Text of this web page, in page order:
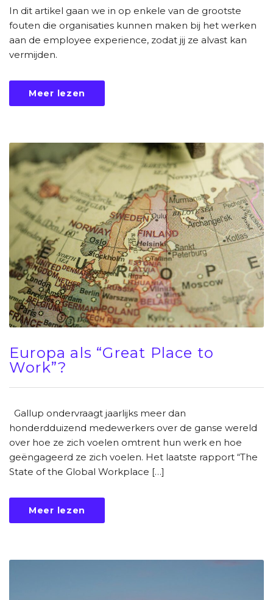
In dit artikel gaan we in op enkele van de grootste
fouten die organisaties kunnen maken bij het werken
aan de employee experience, zodat jij ze alvast kan
vermijden.
Meer lezen
Europa als “Great Place to
Work”?
Gallup ondervraagt jaarlijks meer dan
honderdduizend medewerkers over de ganse wereld
over hoe ze zich voelen omtrent hun werk en hoe
geëngageerd ze zich voelen. Het laatste rapport “The
State of the Global Workplace […]
Meer lezen